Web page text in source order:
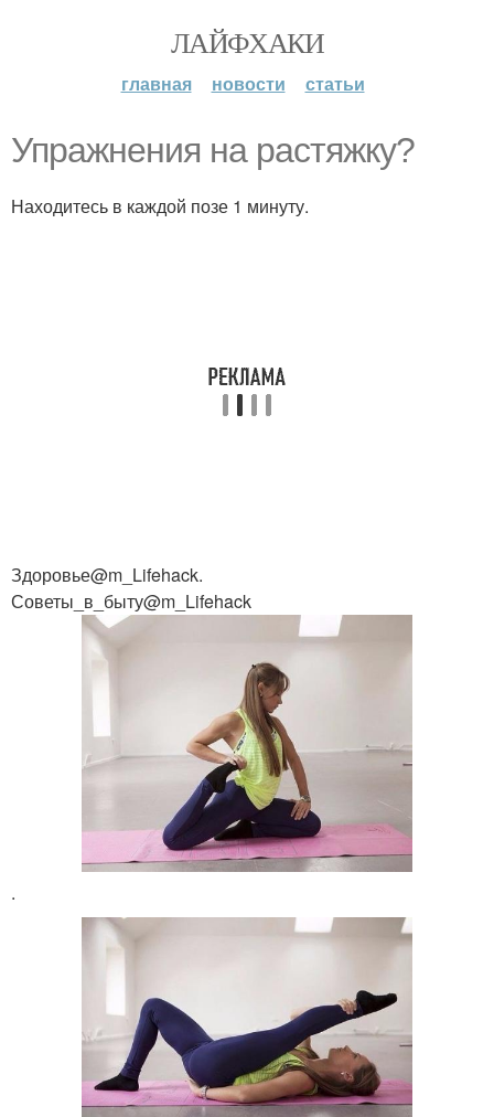
ЛАЙФХАКИ
главная новости статьи
Упражнения на растяжку?
Находитесь в каждой позе 1 минуту.
Здоровье@m_Lifehack.
Советы_в_быту@m_Lifehack
.